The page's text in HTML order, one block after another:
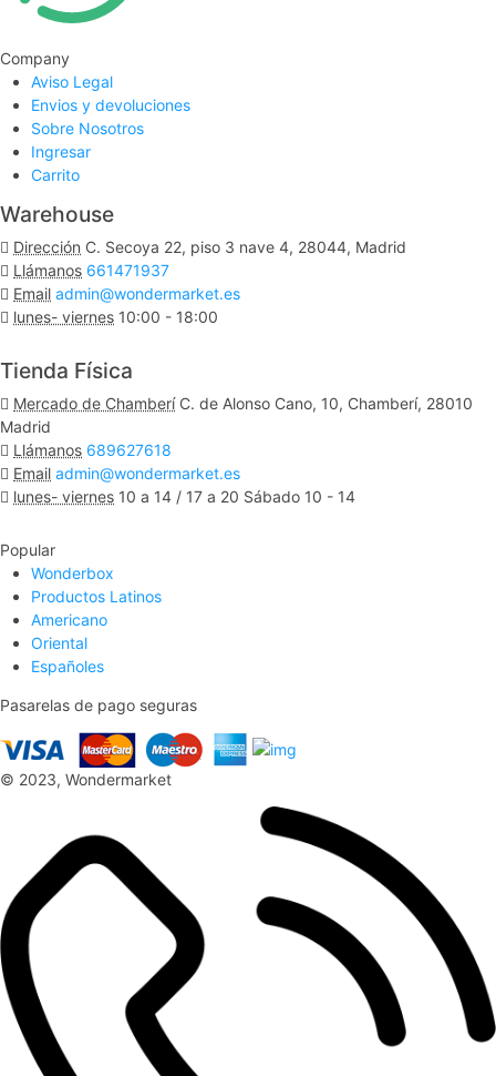
Company
Aviso Legal
Envios y devoluciones
Sobre Nosotros
Ingresar
Carrito
Warehouse
Dirección C. Secoya 22, piso 3 nave 4, 28044, Madrid
Llámanos 661471937
Email admin@wondermarket.es
lunes- viernes 10:00 - 18:00
Tienda Física
Mercado de Chamberí C. de Alonso Cano, 10, Chamberí, 28010
Madrid
Llámanos 689627618
Email admin@wondermarket.es
lunes- viernes 10 a 14 / 17 a 20 Sábado 10 - 14
Popular
Wonderbox
Productos Latinos
Americano
Oriental
Españoles
Pasarelas de pago seguras
© 2023, Wondermarket